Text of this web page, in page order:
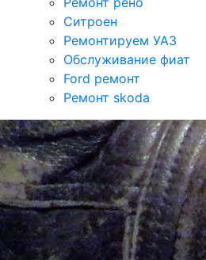
Ситроен
Ремонтируем УАЗ
Обслуживание фиат
Ford ремонт
Ремонт skoda